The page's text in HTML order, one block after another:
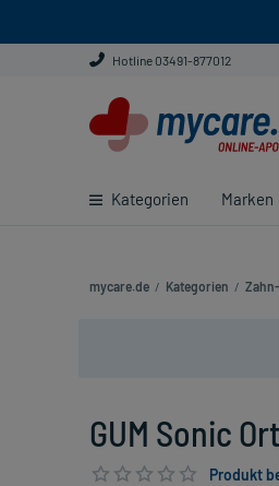
Hotline 03491-877012
Kategorien Marken
mycare.de / Kategorien /
GUM Sonic
Produkt